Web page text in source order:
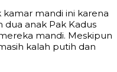
mandi ini karena
anak Pak Kadus
mandi. Meskipun
kalah putih dan